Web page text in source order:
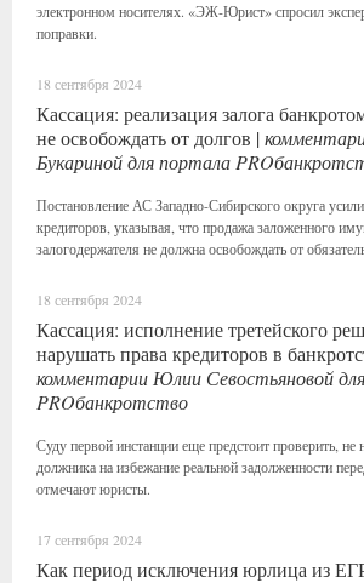
электронном носителях. «ЭЖ-Юрист» спросил
поправки.
18 сентября 2024
Кассация: реализация залога
не освобождать от долгов |
Букариной для портала
Постановление АС Западно-Сибирского округа
кредиторов, указывая, что продажа заложенного
залогодержателя не должна освобождать от
18 сентября 2024
Кассация: исполнение третейского
нарушать права кредиторов в
комментарии Юлии Севостьяновой
PROбанкротство
Суду первой инстанции еще предстоит проверить,
должника на избежание реальной задолженности
отмечают юристы.
17 сентября 2024
Как период исключения юрлица из